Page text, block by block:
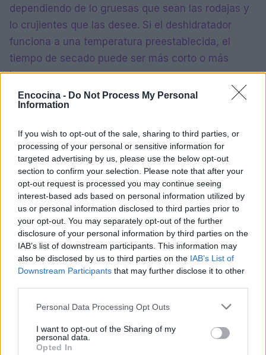
Encocina - Do Not Process My Personal
Information
If you wish to opt-out of the sale, sharing to third parties, or
processing of your personal or sensitive information for
targeted advertising by us, please use the below opt-out
section to confirm your selection. Please note that after your
opt-out request is processed you may continue seeing
interest-based ads based on personal information utilized by
us or personal information disclosed to third parties prior to
your opt-out. You may separately opt-out of the further
disclosure of your personal information by third parties on the
IAB’s list of downstream participants. This information may
also be disclosed by us to third parties on the IAB’s List of
Downstream Participants that may further disclose it to other
Please note that this website/app uses one or more Google
not limited to your visit or usage behaviour. You may click to
grant or deny consent to Google and its third-party tags to
Personal Data Processing Opt Outs
I want to opt-out of the Sharing of my
personal data.
Opted In
dependiendo de lo gruesas que sean las rodajas y
lo crujientes que las desee. Si el deshidratador
funciona a una temperatura preestablecida, el
tiempo de secado puede ser más corto o más
largo.
Cómo deshidratar los plátanos en un
En primer lugar, compruebe que el horno esté
configurado a 130 °F a 140 °F. Si el horno no está
tan bajo, los plátanos pueden cocinar en lugar de
secarse. Seguido a esto, coloque los plátanos
cortados en hojas de galletas forradas con papel
pergamino, asegurándose de que las rodajas no se
superpongan. No cargue más de 4 hojas.
El horno deberá estar precaliente a 130°F a 140°F y
deslice las hojas cargadas. Los estantes que
soportan las hojas de galletas deben estar al
menos a 3 pulgadas de distancia para garantizar
una buena circulación de aire. Además, si utiliza un